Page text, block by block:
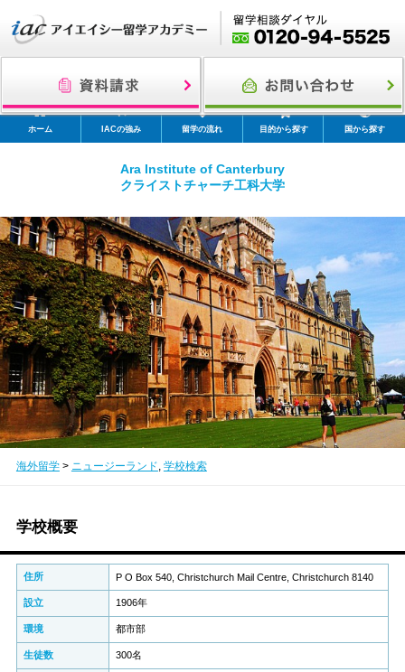
ホーム IACの強み 留学の流れ 目的から探す 国から探す
Ara Institute of Canterbury
クライストチャーチ工科大学
海外留学> ニュージーランド 学校検索
学校概要
住所 P O Box 540, Christchurch Mail Centre, Christchurch 8140
設立 1906年
環境 都市部
生徒数 300名